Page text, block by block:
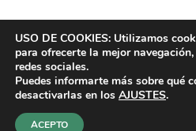
© Copyright 2026 ASENDHI -
USO DE COOKIES: Utilizamos
para ofrecerte la mejor
redes sociales.
Puedes informarte más sobre qué
desactivarlas en los AJUSTES.
ACEPTO